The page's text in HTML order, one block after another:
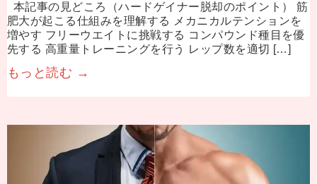
本記事の見どころ（ハードゲイナー脱却のポイント） 筋
肥大が起こる仕組みを理解する メカニカルテンションを
増やす フリーウエイトに挑戦する コンパウンド種目を優
先する 高重量トレーニングを行う レップ数を適切 […]
もっと読む →